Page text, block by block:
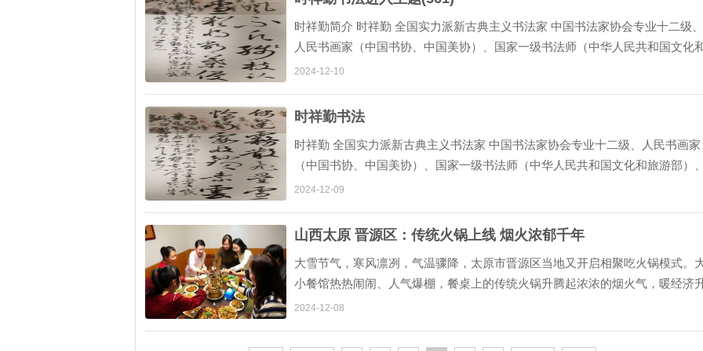
时祥勤简介 时祥勤 全国实力派新古典主义书法家 中国书法家协会专业十二级、
人民书画家（中国书协、中国美协）、国家一级书法师（中华人民共和国文化
旅游部）、中国教育电视台签约艺术家、中华诗词学会会员 、中国楹联学会会员
2024-12-10
时祥勤书法
时祥勤 全国实力派新古典主义书法家 中国书法家协会专业十二级、人民书画家
（中国书协、中国美协）、国家一级书法师（中华人民共和国文化和旅游部）、
中国教育电视台签约艺术家、中华诗词学会会员 、中国楹联学会会员 、 中国楹
2024-12-09
山西太原 晋源区：传统火锅上线 烟火浓郁千年
大雪节气，寒风凛冽，气温骤降，太原市晋源区当地又开启相聚吃火锅模式。
小餐馆热热闹闹、人气爆棚，餐桌上的传统火锅升腾起浓浓的烟火气，暖经济
温，成为冬日里一道靓丽风景。 不同于围炉煮茶，冬日逢年过节时，晋源当地人
2024-12-08